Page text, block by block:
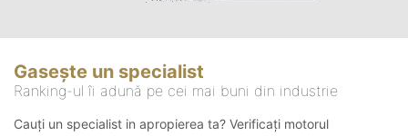
Gasește un specialist
Ranking-ul îi adună pe cei mai buni din industrie
Cauți un specialist in apropierea ta? Verificați motorul